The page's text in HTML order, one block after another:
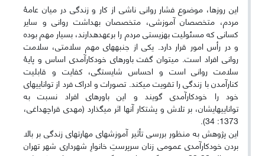
این روزها، ‌موضوع فشار روانی ناشی از کار و زندگی در میان عامۀ
مردم، ‌متخصصان ﺁموزشی، ‌متخصصان بهداشت روانی و سایر
کسانی که مسئولیت بهزیستی مردم را بر‎عهده‎دارند، ‌بسیار مهم بوده
و در رأس امور قرار دارد. یکی از جنبه‎های مهم سلامتی، ‌سلامت
روانی افراد است. می‎توان گفت باورهای خودکارآمدی اساس و پایۀ
سلامت روانی است و احساس شایستگی، ‌کفایت و قابلیت
کنارآمدن با زندگی را تقویت می‎کند. تصورات و ادراک فرد از توانایی‎های
خود را خودکارآمدی گویند و این باورهای افراد نسبت به
توانایی‎هایشان، ‌بر تلاش و پشتکار آنها اثر می‎گذارد (مهدی قراچه‎داغی،
‌1373: 34).
این پژوهش به منظور بررسی تأثیر آموزش‎های مهارت‎های زندگی بر بالا
بردن خودکارآمدی عمومی زنان سرپرستِ خانوارِ شهرداری شهر تهران